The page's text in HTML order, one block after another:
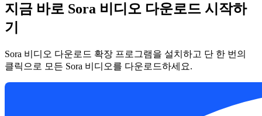
지금 바로 Sora 비디오 다운로드 시작하
기
Sora 비디오 다운로드 확장 프로그램을 설치하고 단 한 번의
클릭으로 모든 Sora 비디오를 다운로드하세요.